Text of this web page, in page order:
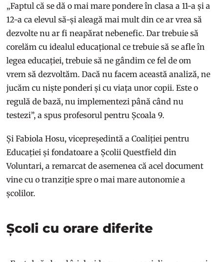
„Faptul că se dă o mai mare pondere în clasa a 11-a și a
12-a ca elevul să-și aleagă mai mult din ce ar vrea să
dezvolte nu ar fi neapărat nebenefic. Dar trebuie să
corelăm cu idealul educațional ce trebuie să se afle în
legea educației, trebuie să ne gândim ce fel de om
vrem să dezvoltăm. Dacă nu facem această analiză, ne
jucăm cu niște ponderi și cu viața unor copii. Este o
regulă de bază, nu implementezi până când nu
testezi”, a spus profesorul pentru Școala 9.
Și Fabiola Hosu, vicepreședintă a Coaliției pentru
Educației și fondatoare a Școlii Questfield din
Voluntari, a remarcat de asemenea că acel document
vine cu o tranziție spre o mai mare autonomie a
școlilor.
Școli cu orare diferite